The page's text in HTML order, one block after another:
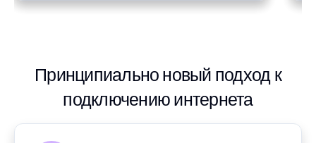
Принципиально новый подход к
подключению интернета